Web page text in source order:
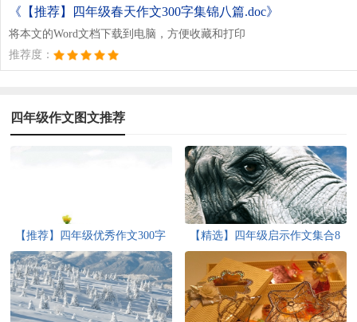
《【推荐】四年级春天作文300字集锦八篇.doc》
将本文的Word文档下载到电脑，方便收藏和打印
推荐度：
四年级作文图文推荐
【推荐】四年级优秀作文300字
汇编9篇
【精选】四年级启示作文集合8
篇